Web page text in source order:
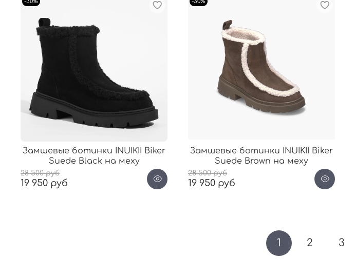
Замшевые ботинки INUIKII Biker
Suede Black на меху
28 500 руб
19 950 руб
Замшевые ботинки INUIKII Biker
Suede Brown на меху
28 500 руб
19 950 руб
1 2 3